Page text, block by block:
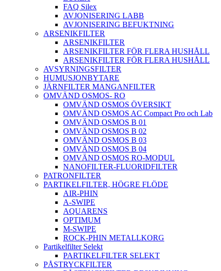
FAQ Silex
AVJONISERING LABB
AVJONISERING BEFUKTNING
ARSENIKFILTER
ARSENIKFILTER
ARSENIKFILTER FÖR FLERA HUSHÅLL
ARSENIKFILTER FÖR FLERA HUSHÅLL
AVSYRNINGSFILTER
HUMUSJONBYTARE
JÄRNFILTER MANGANFILTER
OMVÄND OSMOS- RO
OMVÄND OSMOS ÖVERSIKT
OMVÄND OSMOS AC Compact Pro och Lab
OMVÄND OSMOS B 01
OMVÄND OSMOS B 02
OMVÄND OSMOS B 03
OMVÄND OSMOS B 04
OMVÄND OSMOS RO-MODUL
NANOFILTER-FLUORIDFILTER
PATRONFILTER
PARTIKELFILTER, HÖGRE FLÖDE
AIR-PHIN
A-SWIPE
AQUARENS
OPTIMUM
M-SWIPE
ROCK-PHIN METALLKORG
Partikelfilter Selekt
PARTIKELFILTER SELEKT
PÅSTRYCKFILTER